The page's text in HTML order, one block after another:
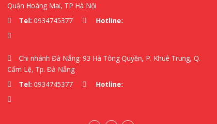
Quận Hoàng Mai, TP Hà Nội
Tel: 0934745377 Hotline:
Chi nhánh Đà Nẵng: 93 Hà Tông Quyền, P. Khuê Trung, Q.
Cẩm Lệ, Tp. Đà Nẵng
Tel: 0934745377 Hotline: